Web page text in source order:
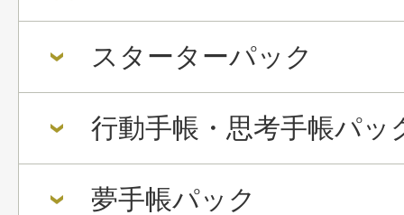
スターターパック
行動手帳・思考手帳パッ
夢手帳パック